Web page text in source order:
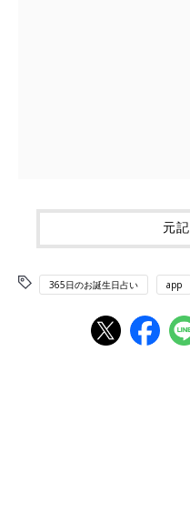
元
365日のお誕生日占い app